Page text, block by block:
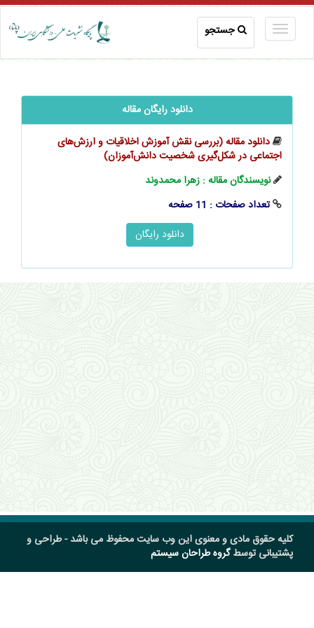
جستجو
دانلود رایگان مقاله
دانلود مقاله (بررسی نقش آموزش اخلاقیات و ارزش‌های
اجتماعی در شکل‌گیری شخصیت دانش‌آموزان)
نویسندگان مقاله : زهرا محمدوند
تعداد صفحات : 11 صفحه
کلیه حقوق مادی و معنوی این وب سایت محفوظ می باشد - طراحی و
پشتیبانی توسطگروه طراحان سیستم